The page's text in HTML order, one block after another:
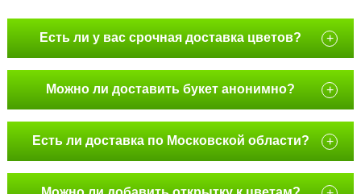
Есть ли у вас срочная доставка цветов? +
Можно ли доставить букет анонимно? +
Есть ли доставка по Московской области? +